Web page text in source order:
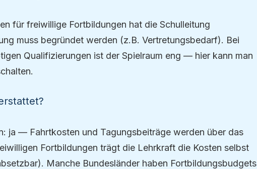
für freiwillige Fortbildungen hat die Schulleitung
muss begründet werden (z.B. Vertretungsbedarf). Bei
Qualifizierungen ist der Spielraum eng — hier kann man
ja — Fahrtkosten und Tagungsbeiträge werden über das
Fortbildungen trägt die Lehrkraft die Kosten selbst
Manche Bundesländer haben Fortbildungsbudgets